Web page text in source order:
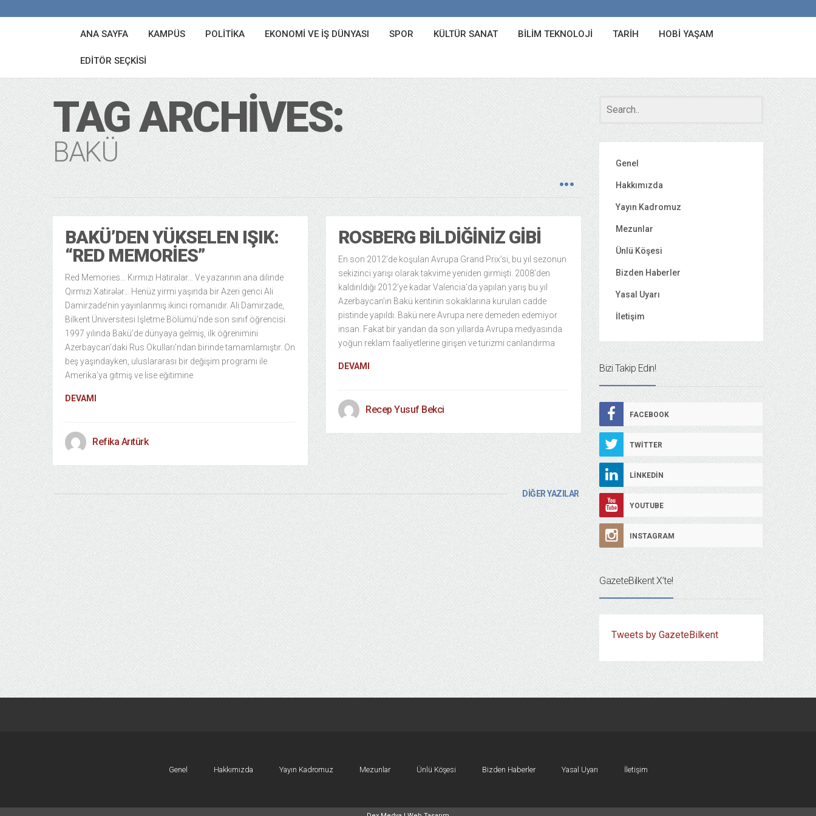
ANA SAYFA KAMPÜS POLITIKA EKONOMI VE İŞ DÜNYASI SPOR KÜLTÜR SANAT BILIM TEKNOLOJI TARIH HOBI YAŞAM
EDITÖR SEÇKISI
TAG ARCHIVES:
BAKÜ
BAKÜ’DEN YÜKSELEN IŞIK:
“RED MEMORIES”
Red Memories… Kırmızı Hatıralar… Ve yazarının ana dilinde
Qırmızı Xatirələr… Henüz yirmi yaşında bir Azeri genci Ali
Damirzade’nin yayınlanmış ikinci romanıdır. Ali Damirzade,
Bilkent Üniversitesi İşletme Bölümü’nde son sınıf öğrencisi.
1997 yılında Bakü’de dünyaya gelmiş, ilk öğrenimini
Azerbaycan’daki Rus Okulları’ndan birinde tamamlamıştır. On
beş yaşındayken, uluslararası bir değişim programı ile
Amerika’ya gitmiş ve lise eğitimine
DEVAMI
Refika Arıtürk
ROSBERG BILDIĞINIZ GIBI
En son 2012’de koşulan Avrupa Grand Prix’si, bu yıl sezonun
sekizinci yarışı olarak takvime yeniden girmişti. 2008’den
kaldırıldığı 2012’ye kadar Valencia’da yapılan yarış bu yıl
Azerbaycan’ın Bakü kentinin sokaklarına kurulan cadde
pistinde yapıldı. Bakü nere Avrupa nere demeden edemiyor
insan. Fakat bir yandan da son yıllarda Avrupa medyasında
yoğun reklam faaliyetlerine girişen ve turizmi canlandırma
DEVAMI
Recep Yusuf Bekci
DİĞER YAZILAR
Genel
Hakkımızda
Yayın Kadromuz
Mezunlar
Ünlü Köşesi
Bizden Haberler
Yasal Uyarı
İletişim
Bizi Takip Edin!
FACEBOOK
TWITTER
LINKEDIN
YOUTUBE
INSTAGRAM
GazeteBilkent X’te!
Tweets by GazeteBilkent
Genel Hakkımızda Yayın Kadromuz Mezunlar Ünlü Köşesi Bizden Haberler Yasal Uyarı İletişim